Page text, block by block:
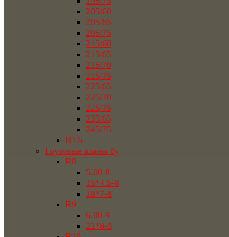
205/60
205/65
205/75
215/60
215/65
215/70
215/75
225/65
225/70
225/75
235/65
245/75
R17c
Грузовые шины бу
R8
5.00-8
15*4.5-8
18*7-8
R9
6.00-9
21*8-9